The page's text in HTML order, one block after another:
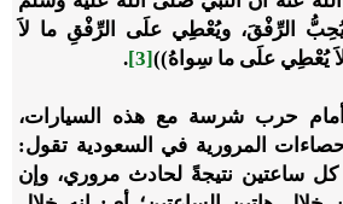
الرِّفْقَ، ويُعْطِي علَى الرِّفْقِ ما لاَ
يُعْطِي علَى ما سِواهُ))
[3]
.
أمام حرب شرسة مع هذه السيارات،
المرورية في السعودية تقول:
كل ساعتين نتيجةً لحادث مروري، وإن